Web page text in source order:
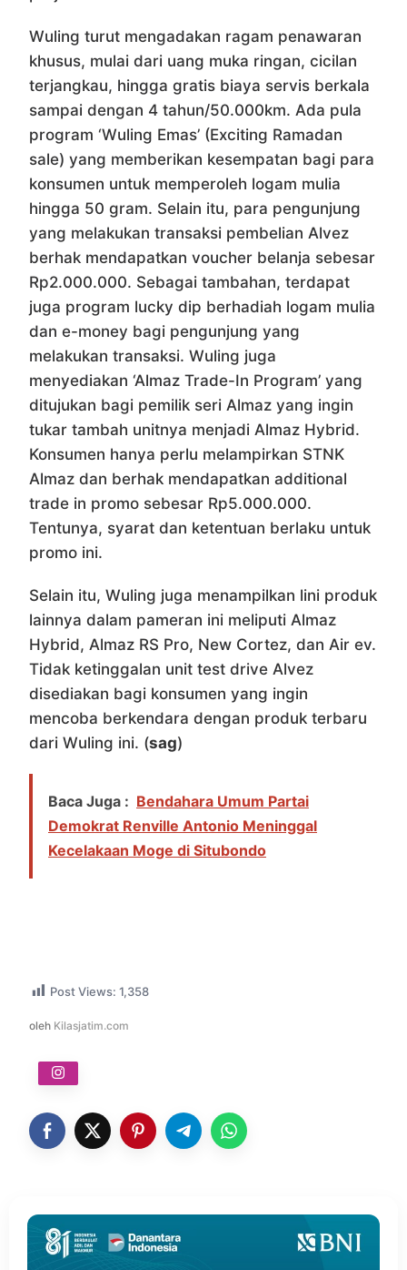
Wuling turut mengadakan ragam penawaran
khusus, mulai dari uang muka ringan, cicilan
terjangkau, hingga gratis biaya servis berkala
sampai dengan 4 tahun/50.000km. Ada pula
program ‘Wuling Emas’ (Exciting Ramadan
sale) yang memberikan kesempatan bagi para
konsumen untuk memperoleh logam mulia
hingga 50 gram. Selain itu, para pengunjung
yang melakukan transaksi pembelian Alvez
berhak mendapatkan voucher belanja sebesar
Rp2.000.000. Sebagai tambahan, terdapat
juga program lucky dip berhadiah logam mulia
dan e-money bagi pengunjung yang
melakukan transaksi. Wuling juga
menyediakan ‘Almaz Trade-In Program’ yang
ditujukan bagi pemilik seri Almaz yang ingin
tukar tambah unitnya menjadi Almaz Hybrid.
Konsumen hanya perlu melampirkan STNK
Almaz dan berhak mendapatkan additional
trade in promo sebesar Rp5.000.000.
Tentunya, syarat dan ketentuan berlaku untuk
promo ini.
Selain itu, Wuling juga menampilkan lini produk
lainnya dalam pameran ini meliputi Almaz
Hybrid, Almaz RS Pro, New Cortez, dan Air ev.
Tidak ketinggalan unit test drive Alvez
disediakan bagi konsumen yang ingin
mencoba berkendara dengan produk terbaru
dari Wuling ini. (sag)
Baca Juga : Bendahara Umum Partai
Demokrat Renville Antonio Meninggal
Kecelakaan Moge di Situbondo
Post Views: 1,358
oleh Kilasjatim.com